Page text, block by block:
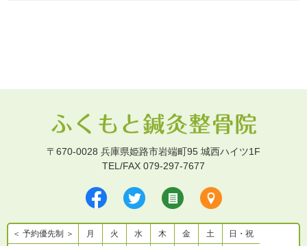
〒670-0028 兵庫県姫路市岩端町95 城西ハイツ1F
TEL/FAX 079-297-7677
＜ 予約優先制 ＞ 月 火 水 木 金 土 日・祝